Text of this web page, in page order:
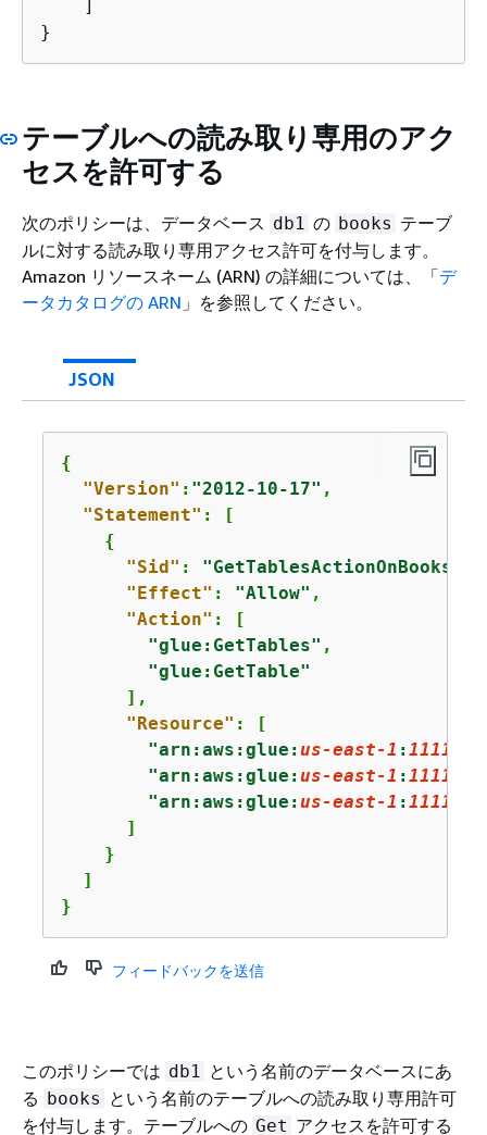
}
テーブルへの読み取り専用のアク
セスを許可する
次のポリシーは、データベース db1 の books テーブ
ルに対する読み取り専用アクセス許可を付与します。
Amazon リソースネーム (ARN) の詳細については、「デ
ータカタログの ARN 」を参照してください。
JSON
{
"Version" : "2012-10-17" ,
"Statement" : [
{
"Sid" : "GetTablesActionOnBooks"
"Effect" : "Allow" ,
"Action" : [
"glue:GetTables" ,
"glue:GetTable"
      ],
"Resource" : [
"arn:aws:glue:us-east-1 :
"arn:aws:glue:us-east-1 :
"arn:aws:glue:us-east-1 :
      ]
    }
  ]
}
フィードバックを送信
このポリシーでは db1
という名前のデータベースにあ
る books という名前のテーブルへの読み取り専用許可
を付与します。テーブルへの Get アクセスを許可する